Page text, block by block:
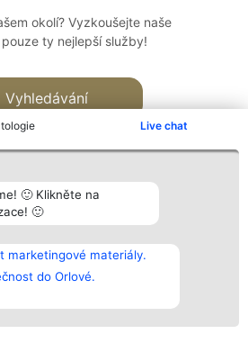
Live chat
🙂 Klikněte na
🙂
marketingové materiály.
do Orlové.
okolí? Vyzkoušejte naše
ty nejlepší služby!
Vyhledávání
Vítězové
Seznam všech
laureátů
Zásady
Zásady
Kontakt